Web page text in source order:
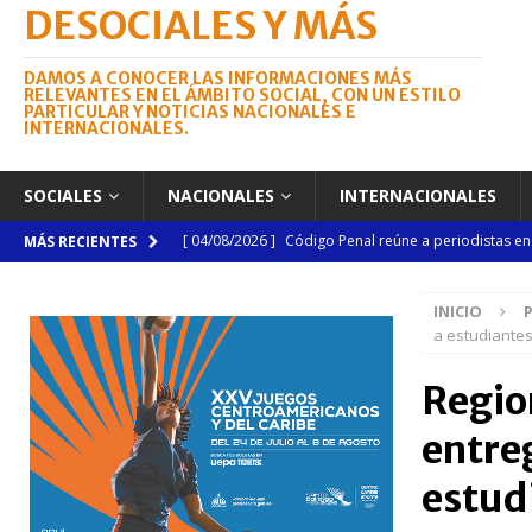
DESOCIALES Y MÁS
DAMOS A CONOCER LAS INFORMACIONES MÁS
RELEVANTES EN EL ÁMBITO SOCIAL, CON UN ESTILO
PARTICULAR Y NOTICIAS NACIONALES E
INTERNACIONALES.
SOCIALES NACIONALES INTERNACIONALES
MÁS RECIENTES [ 04/08/2026 ] Código Penal reúne a periodistas
[ 04/08/2026 ] Arritmia puede explicar por qué el
[ 04/08/2026 ]
[ 04/08/2026 ] Migración somete a la justicia a
NACIONALES
[ 06/08/2026 ]
Mujer reportada como
en la avenida Las Américas
INICIO
a